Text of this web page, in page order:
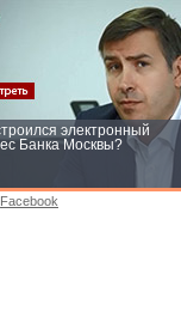
электронный
Банка Москвы?
Facebook